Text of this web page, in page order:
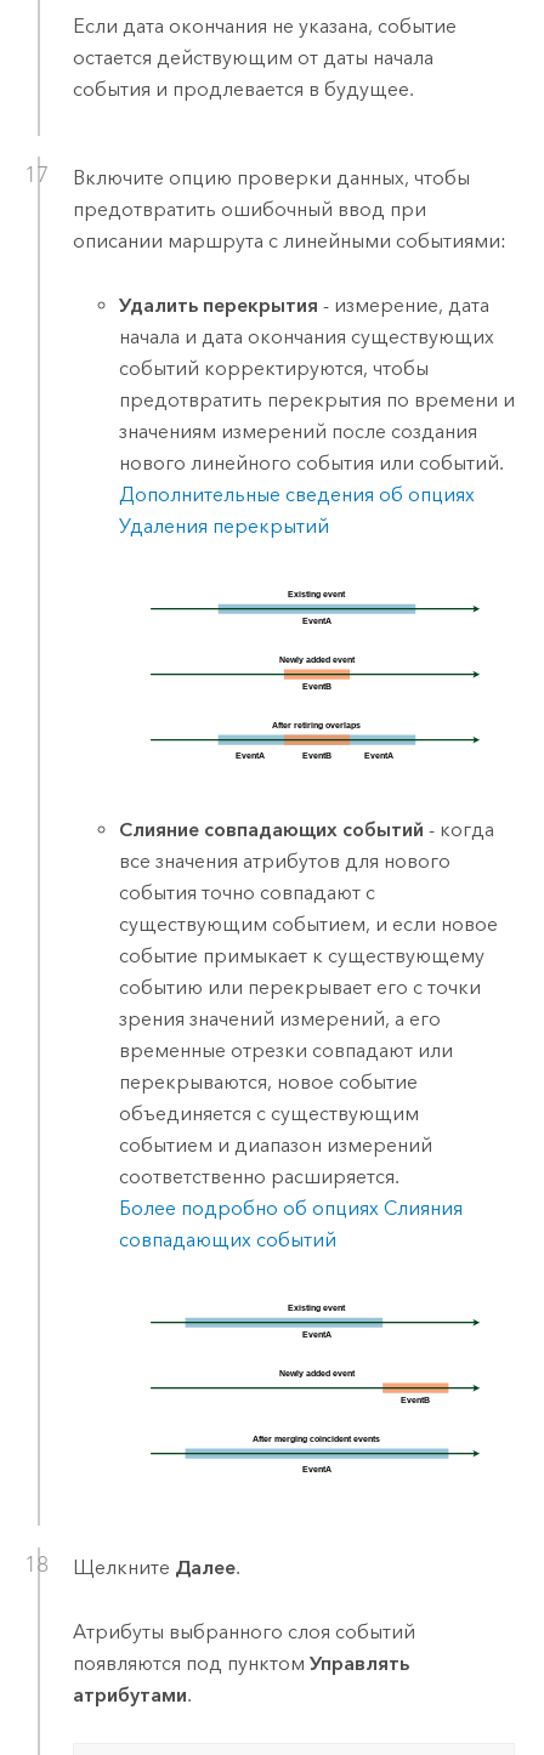
Если дата окончания не указана, событие
остается действующим от даты начала
события и продлевается в будущее.
Включите опцию проверки данных, чтобы
предотвратить ошибочный ввод при
описании маршрута с линейными событиями:
Удалить перекрытия - измерение, дата
начала и дата окончания существующих
событий корректируются, чтобы
предотвратить перекрытия по времени и
значениям измерений после создания
нового линейного события или событий.
Дополнительные сведения об опциях
Удаления перекрытий
Слияние совпадающих событий - когда
все значения атрибутов для нового
события точно совпадают с
существующим событием, и если новое
событие примыкает к существующему
событию или перекрывает его с точки
зрения значений измерений, а его
временные отрезки совпадают или
перекрываются, новое событие
объединяется с существующим
событием и диапазон измерений
соответственно расширяется.
Более подробно об опциях Слияния
совпадающих событий
Щелкните Далее.
Атрибуты выбранного слоя событий
появляются под пунктом Управлять
атрибутами.